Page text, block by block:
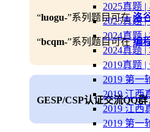
2025真题 |
2025真题 |
2024真题 |
2024真题 |
2019真题 |
2019 第一
2019 江西
2019 江西
2019 第一
“luogu-”系列题目可在洛
“bcqm-”系列题目可在编
GESP/CSP认证交流QQ群